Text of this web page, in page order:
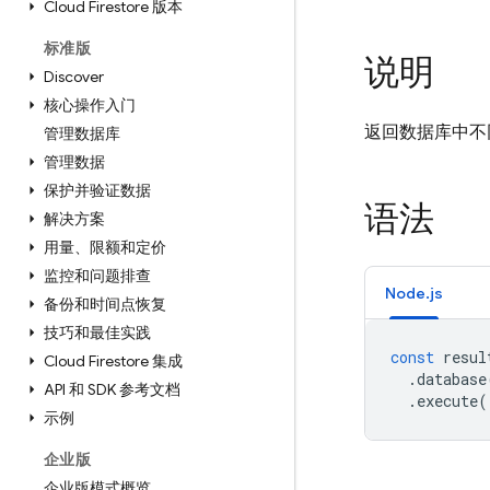
Cloud Firestore 版本
标准版
Discover
核心操作入门
管理数据库
管理数据
保护并验证数据
解决方案
用量、限额和定价
监控和问题排查
备份和时间点恢复
技巧和最佳实践
Cloud Firestore 集成
API 和 SDK 参考文档
示例
企业版
说明
返回数据库中
语法
Node.js
const
.database
. execute